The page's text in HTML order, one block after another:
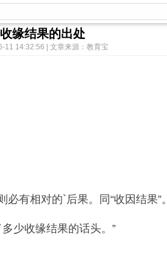
缘结果的出处
11 14:32:56 | 文章来源：教育宝
有相对的`后果。同“收因结果”
少收缘结果的话头。”